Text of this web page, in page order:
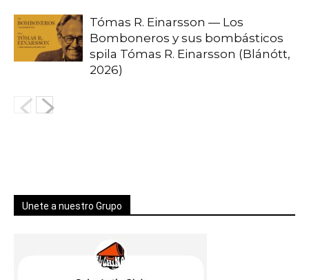
Tómas R. Einarsson — Los
Bomboneros y sus bombásticos
spila Tómas R. Einarsson (Blánótt,
2026)
Unete a nuestro Grupo